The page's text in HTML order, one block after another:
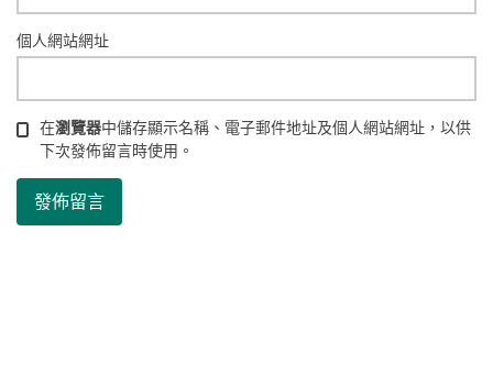
個人網站網址
在瀏覽器中儲存顯示名稱、電子郵件地址及個人網站網址，以供
下次發佈留言時使用。